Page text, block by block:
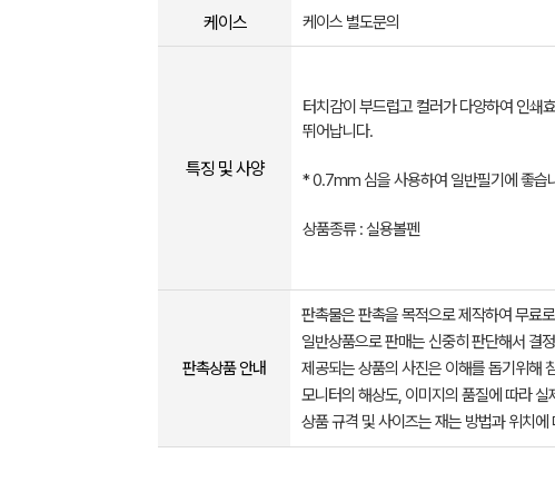
케이스 케이스 별도문의
특징 및 사양
터치감이 부드럽고 컬러가 다양하여 인쇄
뛰어납니다.
* 0.7mm 심을 사용하여 일반필기에 좋습
상품종류 : 실용볼펜
판촉상품 안내
판촉물은 판촉을 목적으로 제작하여 무료
일반상품으로 판매는 신중히 판단해서 결
제공되는 상품의 사진은 이해를 돕기위해
모니터의 해상도, 이미지의 품질에 따라
상품 규격 및 사이즈는 재는 방법과 위치